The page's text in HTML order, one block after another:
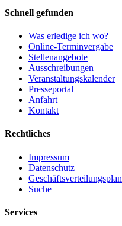
Schnell gefunden
Was erledige ich wo?
Online-Terminvergabe
Stellenangebote
Ausschreibungen
Veranstaltungskalender
Presseportal
Anfahrt
Kontakt
Rechtliches
Impressum
Datenschutz
Geschäftsverteilungsplan
Suche
Services